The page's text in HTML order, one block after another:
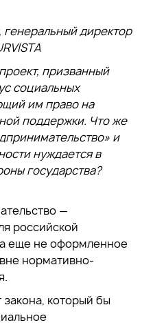
генеральный директор
призванный
социальных
им право на
поддержки. Что же
и
нуждается в
государства?
—
российской
еще не оформленное
нормативно-
который бы